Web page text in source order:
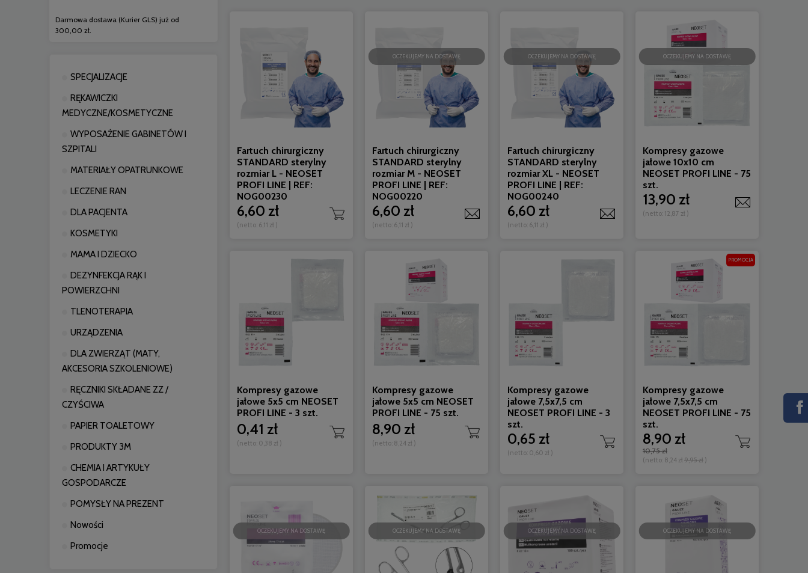
Darmowa dostawa (Kurier GLS) już od
300,00 zł.
SPECJALIZACJE
RĘKAWICZKI
MEDYCZNE/KOSMETYCZNE
WYPOSAŻENIE GABINETÓW I
SZPITALI
MATERIAŁY OPATRUNKOWE
LECZENIE RAN
DLA PACJENTA
KOSMETYKI
MAMA I DZIECKO
DEZYNFEKCJA RĄK I
POWIERZCHNI
TLENOTERAPIA
URZĄDZENIA
DLA ZWIERZĄT (MATY,
AKCESORIA SZKOLENIOWE)
RĘCZNIKI SKŁADANE ZZ /
CZYŚCIWA
PAPIER TOALETOWY
PRODUKTY 3M
CHEMIA I ARTYKUŁY
GOSPODARCZE
POMYSŁY NA PREZENT
Nowości
Promocje
Fartuch chirurgiczny
STANDARD sterylny
rozmiar L - NEOSET
PROFI LINE | REF:
NOG00230
6,60 zł
(netto: 6,11 zł )
Fartuch chirurgiczny
STANDARD sterylny
rozmiar M - NEOSET
PROFI LINE | REF:
NOG00220
6,60 zł
(netto: 6,11 zł )
OCZEKUJEMY NA DOSTAWĘ
Fartuch chirurgiczny
STANDARD sterylny
rozmiar XL - NEOSET
PROFI LINE | REF:
NOG00240
6,60 zł
(netto: 6,11 zł )
OCZEKUJEMY NA DOSTAWĘ
Kompresy gazowe
jałowe 10x10 cm
NEOSET PROFI LINE - 75
szt.
13,90 zł
(netto: 12,87 zł )
OCZEKUJEMY NA DOSTAWĘ
Kompresy gazowe
jałowe 5x5 cm NEOSET
PROFI LINE - 3 szt.
0,41 zł
(netto: 0,38 zł )
Kompresy gazowe
jałowe 5x5 cm NEOSET
PROFI LINE - 75 szt.
8,90 zł
(netto: 8,24 zł )
Kompresy gazowe
jałowe 7,5x7,5 cm
NEOSET PROFI LINE - 3
szt.
0,65 zł
(netto: 0,60 zł )
Kompresy gazowe
jałowe 7,5x7,5 cm
NEOSET PROFI LINE - 75
szt.
8,90 zł
10,75 zł
(netto: 8,24 zł 9,95 zł )
PROMOCJA
OCZEKUJEMY NA DOSTAWĘ OCZEKUJEMY NA DOSTAWĘ OCZEKUJEMY NA DOSTAWĘ OCZEKUJEMY NA DOSTAWĘ